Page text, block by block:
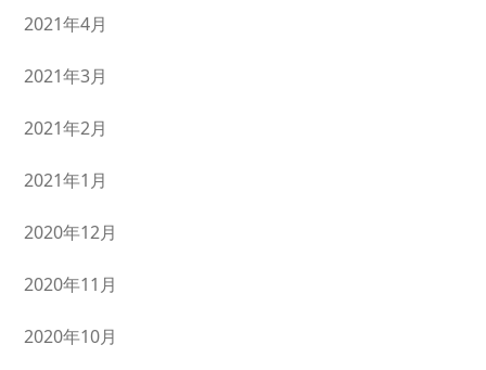
2021年4月
2021年3月
2021年2月
2021年1月
2020年12月
2020年11月
2020年10月